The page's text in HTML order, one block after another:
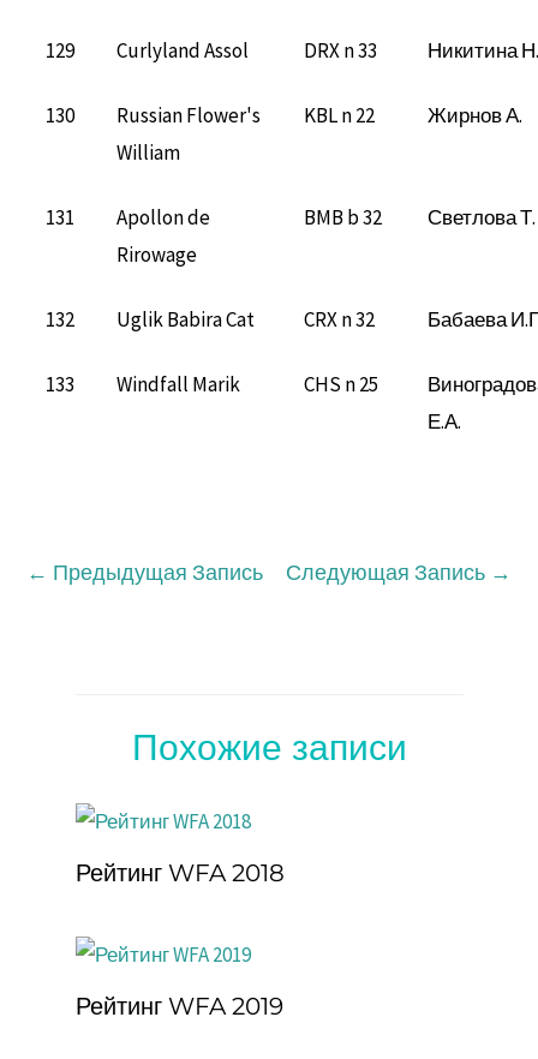
129 Curlyland Assol DRX n 33 Никитина
130
Russian Flower's
William
KBL n 22 Жирнов А.
131
Apollon de
Rirowage
BMB b 32 Светлова Т.
132 Uglik Babira Cat CRX n 32 Бабаева
133 Windfall Marik CHS n 25
Е.А.
← Предыдущая Запись Следующая Запись →
Похожие записи
Рейтинг WFA 2018
Рейтинг WFA 2019